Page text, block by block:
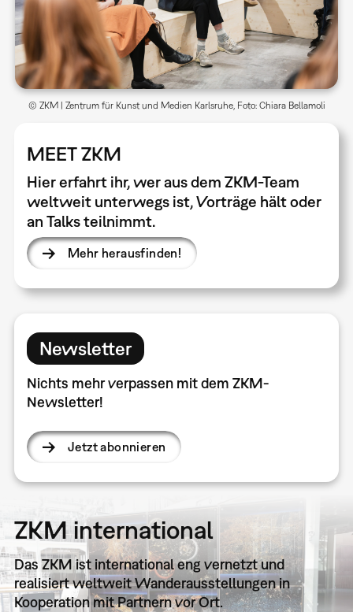
MEET ZKM
Hier erfahrt ihr, wer aus dem ZKM-Team
weltweit unterwegs ist, Vorträge hält oder
an Talks teilnimmt.
Mehr herausfinden!
© ZKM | Zentrum für Kunst und Medien Karlsruhe, Foto: Chiara Bellamoli
Newsletter
Nichts mehr verpassen mit dem ZKM-
Newsletter!
Jetzt abonnieren
ZKM international
Das ZKM ist international eng vernetzt und
realisiert weltweit Wanderausstellungen in
Kooperation mit Partnern vor Ort.